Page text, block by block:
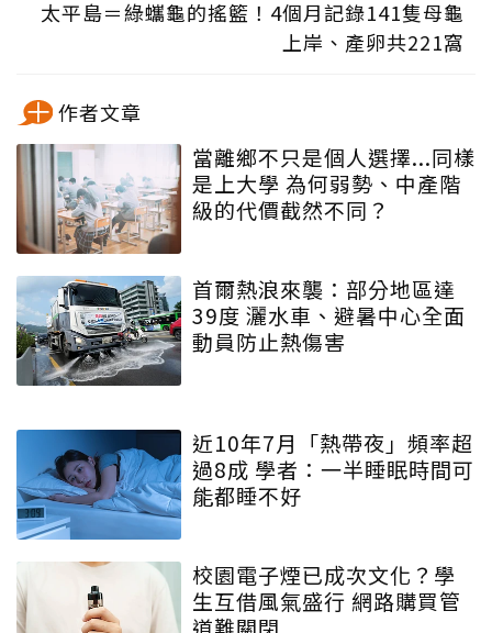
太平島＝綠蠵龜的搖籃！4個月記錄141隻母龜
上岸、產卵共221窩
作者文章
當離鄉不只是個人選擇...同樣
是上大學 為何弱勢、中產階
級的代價截然不同？
首爾熱浪來襲：部分地區達
39度 灑水車、避暑中心全面
動員防止熱傷害
近10年7月「熱帶夜」頻率超
過8成 學者：一半睡眠時間可
能都睡不好
校園電子煙已成次文化？學
生互借風氣盛行 網路購買管
道難關閉